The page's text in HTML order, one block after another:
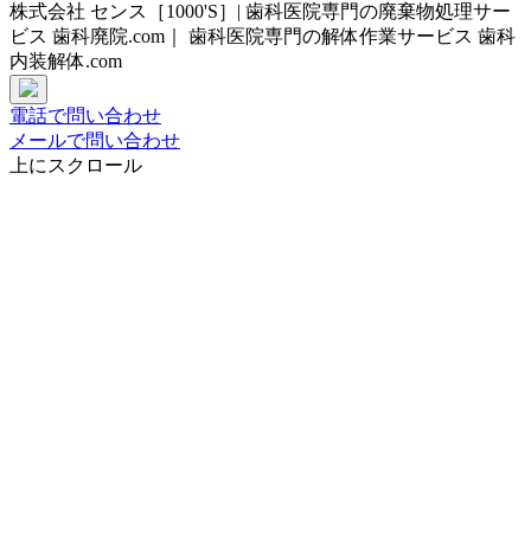
株式会社 センス［1000'S］| 歯科医院専門の廃棄物処理サー
ビス 歯科廃院.com｜ 歯科医院専門の解体作業サービス 歯科
内装解体.com
電話で問い合わせ
メールで問い合わせ
上にスクロール